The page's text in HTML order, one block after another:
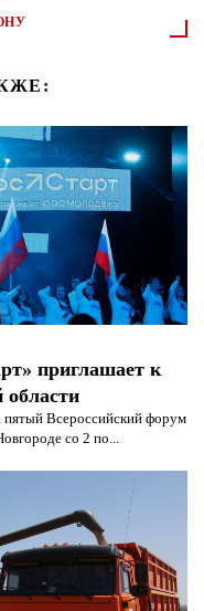
приглашает к
области
Всероссийский форум
со 2 по...